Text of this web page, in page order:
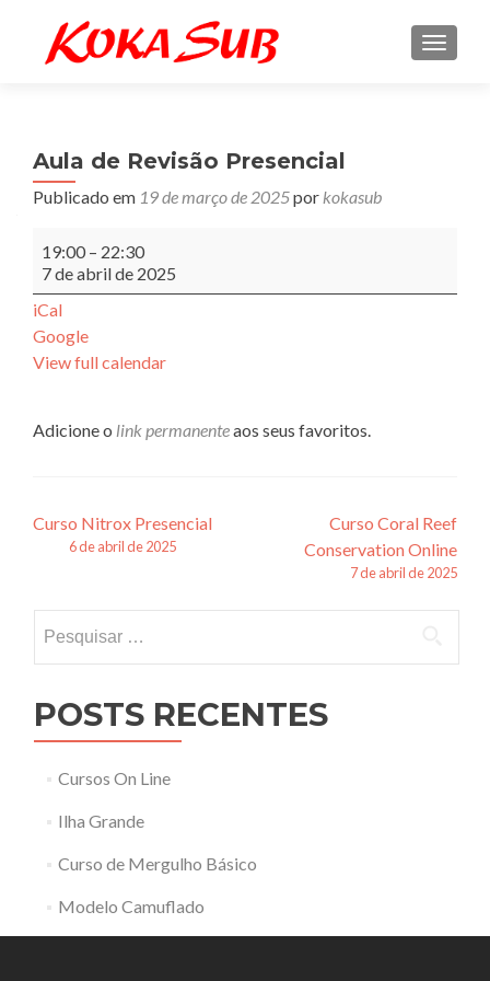
Aula de Revisão Presencial
Publicado em 19 de março de 2025por kokasub
de
Revisão
Presencial
19:00 – 22:30
7 de abril de 2025
iCal
Google
View full calendar
Adicione o link permanenteaos seus favoritos.
Navegação
posts
Curso Nitrox Presencial
6 de abril de 2025
Curso Coral Reef
Conservation Online
7 de abril de 2025
por:
POSTS RECENTES
Cursos On Line
Ilha Grande
Curso de Mergulho Básico
Modelo Camuflado